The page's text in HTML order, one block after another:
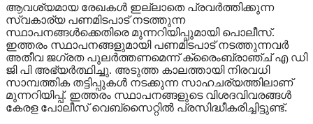
ആവശ്യമായ രേഖകൾ ഇല്ലാതെ പ്രവർത്തിക്കുന്ന
സ്വകാര്യ പണമിടപാട് നടത്തുന്ന
സ്ഥാപനങ്ങൾക്കെതിരെ മുന്നറിയിപ്പുമായി പൊലീസ്.
ഇത്തരം സ്ഥാപനങ്ങളുമായി പണമിടപാട് നടത്തുന്നവർ
അതീവ ജ​ഗ്രത പുലർത്തണമെന്ന് ക്രൈംബ്രാഞ്ച് എ ഡി
ജി പി അഭ്യര്‍ത്ഥിച്ചു. അടുത്ത കാലത്തായി നിരവധി
സാമ്പത്തിക തട്ടിപ്പുകൾ നടക്കുന്ന സാഹചര്യത്തിലാണ്
മുന്നറിയിപ്പ്. ഇത്തരം സ്ഥാപനങ്ങളുടെ വിശദവിവരങ്ങള്‍
കേരള പോലീസ് വെബ്സൈറ്റില്‍ പ്രസിദ്ധീകരിച്ചിട്ടുണ്ട്.